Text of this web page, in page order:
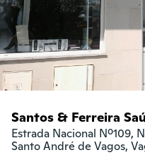
Santos & Ferreira
Estrada Nacional Nº109,
Santo André de Vagos,